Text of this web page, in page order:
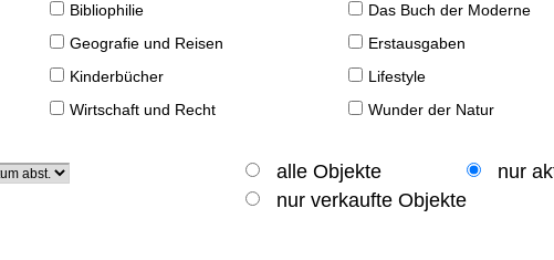
Bibliophilie Das Buch der Moderne
Geografie und Reisen Erstausgaben
Kinderbücher Lifestyle
Wirtschaft und Recht Wunder der Natur
alle Objekte
nur
nur verkaufte Objekte